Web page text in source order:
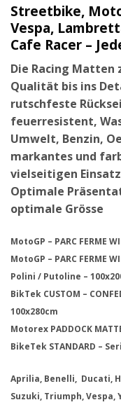
Streetbike,
Vespa,
Cafe Racer –
Die Racing Matten
Qualität bis ins
rutschfeste
feuerresistent,
Umwelt, Benzin,
markantes und
vielseitigen
Optimale
optimale Grösse
MotoGP – PARC FERME
MotoGP – PARC FERME
Polini / Putoline –
BikTek CUSTOM –
100x280cm
Motorex PADDOCK
BikeTek STANDARD –
Aprilia, Benelli, Ducati,
Suzuki, Triumph, Vespa,